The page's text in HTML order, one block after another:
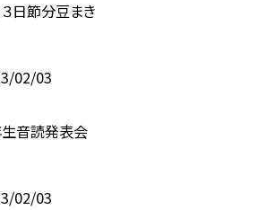
３日節分豆まき
02/03
生音読発表会
02/03